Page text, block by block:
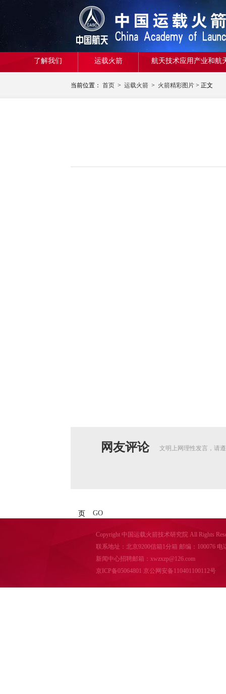
了解我们 运载火箭 航天技术应用产业和航
当前位置： 首页 > 运载火箭 > 火箭精彩图片 > 正文
网友评论 文明上网理性发言，请
页 GO
Copyright 中国运载火箭技术研究院 All Rights
联系地址：北京9200信箱1分箱 邮编：100076 电
新闻中心招聘邮箱：xwzxzp@126.com
京ICP备05064801 京公网安备110401100112号